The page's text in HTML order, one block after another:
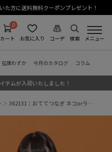
た方に送料無料クーポンプレゼント！
検索
コーデ
お気に入り
0
カート
メニュー
在庫わずか 今月のカタログ コラム
テムが入荷いたしました！
362131：おててつなぎ ネコorラ…